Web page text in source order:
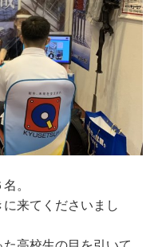
。
来てくださいまし